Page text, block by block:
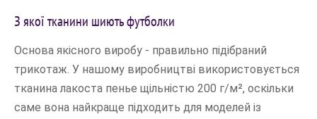
З якої тканини шиють футболки
Основа якісного виробу - правильно підібраний
трикотаж. У нашому виробництві використовується
тканина лакоста пенье щільністю 200 г/м², оскільки
саме вона найкраще підходить для моделей із